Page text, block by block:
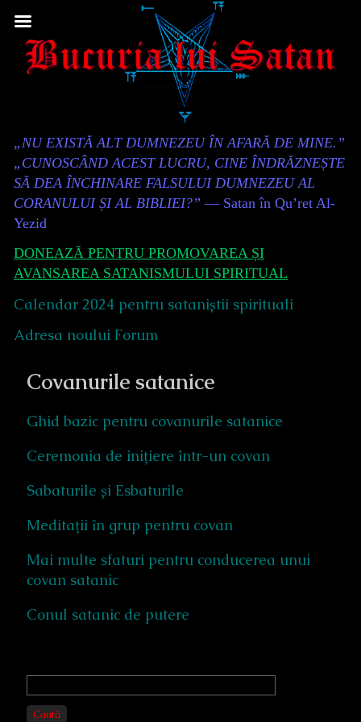
to
Content
Header
„NU EXISTĂ ALT DUMNEZEU ÎN AFARĂ DE MINE.”
„CUNOSCÂND ACEST LUCRU, CINE ÎNDRĂZNEȘTE
SĂ DEA ÎNCHINARE FALSULUI DUMNEZEU AL
CORANULUI ȘI AL BIBLIEI?” — Satan în Qu’ret Al-
Yezid
DONEAZĂ PENTRU PROMOVAREA ȘI
AVANSAREA SATANISMULUI SPIRITUAL
Calendar 2024 pentru sataniștii spirituali
Adresa noului Forum
Covanurile satanice
Ghid bazic pentru covanurile satanice
Ceremonia de inițiere într-un covan
Sabaturile și Esbaturile
Meditații în grup pentru covan
Mai multe sfaturi pentru conducerea unui
covan satanic
Conul satanic de putere
Primary
Sidebar
Caută